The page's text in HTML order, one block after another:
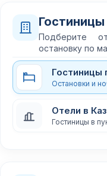
Гостиницы
Подберите
остановку по
Гостиницы
Остановки и
Отели в
Гостиницы в